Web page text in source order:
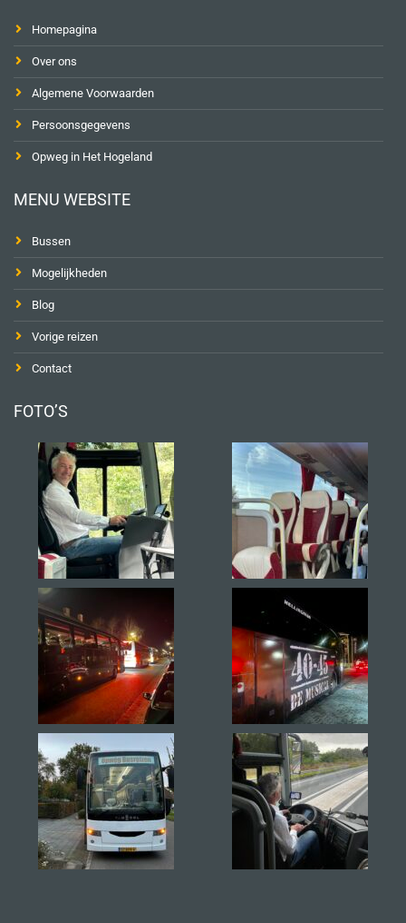
Homepagina
Over ons
Algemene Voorwaarden
Persoonsgegevens
Opweg in Het Hogeland
MENU WEBSITE
Bussen
Mogelijkheden
Blog
Vorige reizen
Contact
FOTO’S